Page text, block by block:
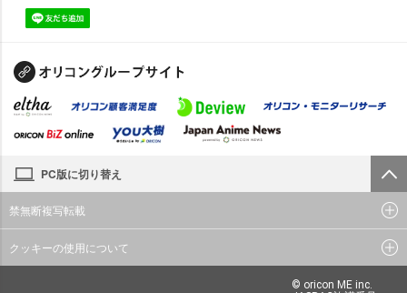
PC版に切り替え
禁無断複写転載
クッキーの使用について
© oricon ME inc.